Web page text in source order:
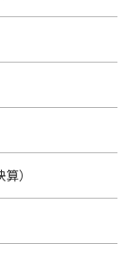
）